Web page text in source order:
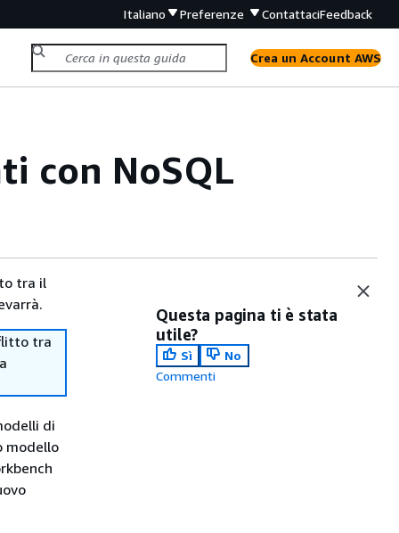
Italiano Preferenze ContattaciFeedback
Crea un Account AWS
con NoSQL
tra il
tra
di
modello
Questa pagina ti è stata
utile?
Sì
No
Commenti